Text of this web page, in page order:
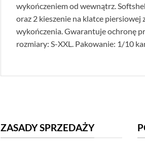
wykończeniem od wewnątrz.
oraz 2 kieszenie na klatce piersiowej
wykończenia. Gwarantuje ochronę
rozmiary: S-XXL. Pakowanie: 1/10
ZASADY SPRZEDAŻY